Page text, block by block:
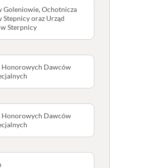
Goleniowie, Ochotnicza
Stepnicy oraz Urząd
Sterpnicy
Honorowych Dawców
Honorowych Dawców